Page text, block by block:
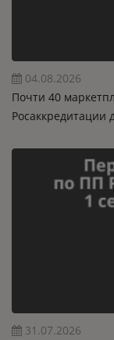
04.08.2026
Почти 40
Росаккредитации
31.07.2026